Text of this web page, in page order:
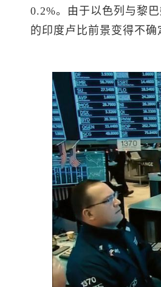
0.2%。由于以色列与黎
的印度卢比前景变得不确